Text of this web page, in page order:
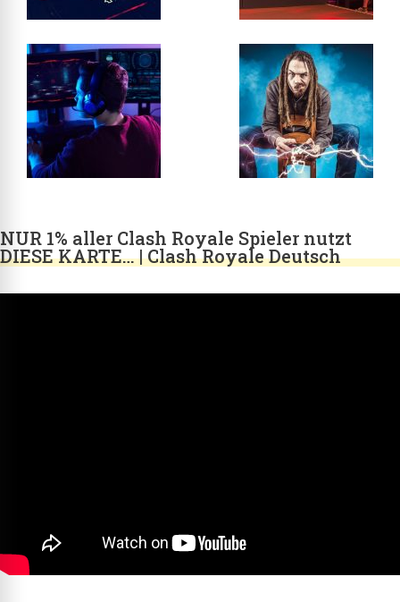
NUR 1% aller Clash Royale Spieler nutzt
DIESE KARTE… | Clash Royale Deutsch